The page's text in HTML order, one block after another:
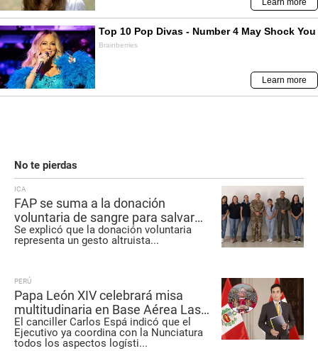
No te pierdas
ICA
FAP se suma a la donación
voluntaria de sangre para salvar
vidas en Pisco
Se explicó que la donación voluntaria
representa un gesto altruista...
PERÚ
Papa León XIV celebrará misa
multitudinaria en Base Aérea Las
Palmas durante su visita a Perú
El canciller Carlos Espá indicó que el
Ejecutivo ya coordina con la Nunciatura
todos los aspectos logísti...